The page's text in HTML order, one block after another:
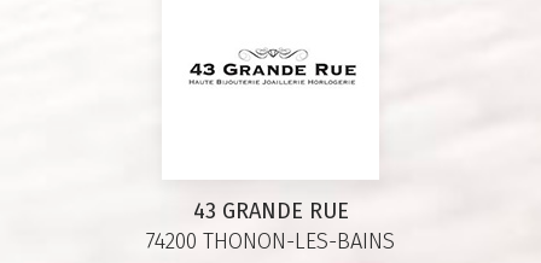
43 GRANDE RUE
74200 THONON-LES-BAINS